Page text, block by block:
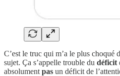
C’est le truc qui m’a le plus choqué
sujet. Ça s’appelle trouble du déficit
absolument pas un déficit de